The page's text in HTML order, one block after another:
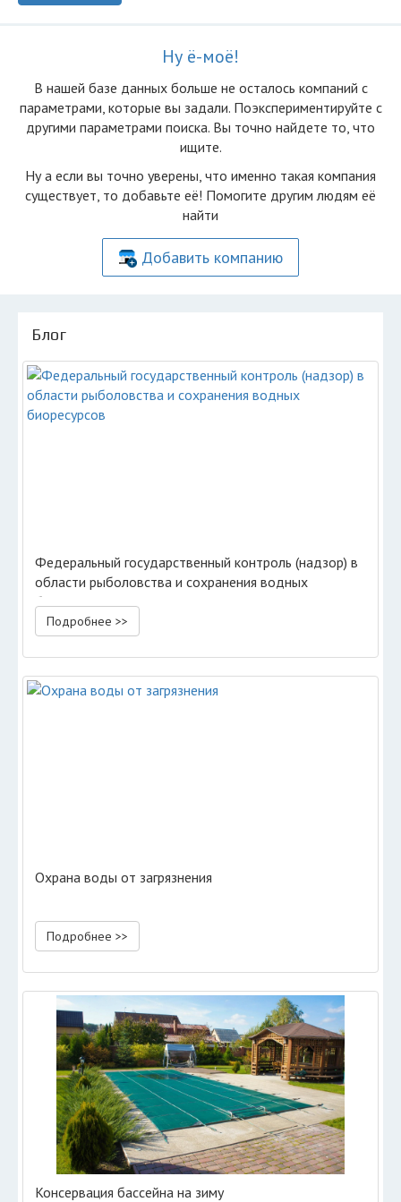
Ну ё-моё!
В нашей базе данных больше не осталоcь компаний с
параметрами, которые вы задали. Поэкспериментируйте с
другими параметрами поиска. Вы точно найдете то, что
ищите.
Ну а если вы точно уверены, что именно такая компания
существует, то добавьте её! Помогите другим людям её
найти
Добавить компанию
Блог
Федеральный государственный контроль (надзор) в
области рыболовства и сохранения водных
биоресурсов
Подробнее >>
Охрана воды от загрязнения
Подробнее >>
Консервация бассейна на зиму